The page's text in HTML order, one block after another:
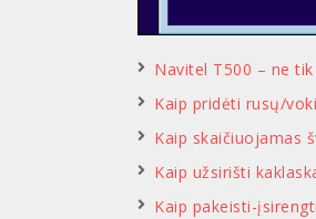
Navitel T500 – ne
Kaip pridėti rusų/
Kaip skaičiuojamas
Kaip užsirišti
Kaip pakeisti-